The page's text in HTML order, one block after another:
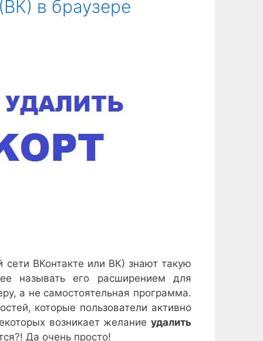
в браузере
сети ВКонтакте или ВК) знают такую
называть его расширением для
а не самостоятельная программа.
которые пользователи активно
возникает желание удалить
Да очень просто!